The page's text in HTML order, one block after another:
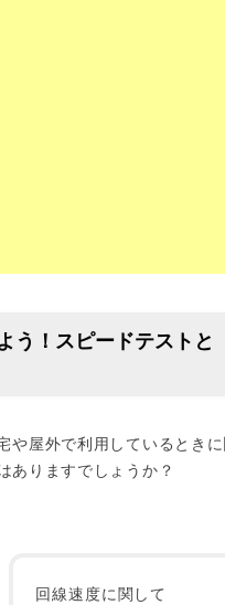
う！スピードテストと
や屋外で利用しているときに
ありますでしょうか？
回線速度に関して